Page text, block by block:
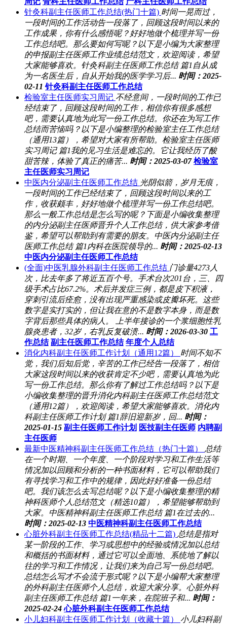
针灸科副主任医师工作总结(热门十篇) 时间一晃而过，
一段时间的工作活动告一段落了，回顾这段时间以来的
工作成果，你有什么感悟呢？好好地做个梳理并写一份
工作总结吧。那么要如何写呢？以下是小编为大家整理
的申报副主任医师工作业绩总结范文，欢迎阅读，希望
大家能够喜欢。针灸科副主任医师工作总结 篇1自从成
为一名医生后，自从开始我的医学学习后... 时间：2025-
02-11 针灸科副主任医师工作总结
检验室主任医师实习周记 不经意间，一段时间的工作已
经结束了，回顾这段时间的工作，相信你有很多感想
吧，需要认真地为此写一份工作总结。你还在为写工作
总结而苦恼吗？以下是小编整理的检验室主任工作总结
（通用13篇），希望对大家有所帮助。检验室主任医师
实习周记 篇1我的见习生活是难忘的。它让我经历了酸
甜苦辣，体验了真正的痛苦... 时间：2025-03-07 检验室
主任医师实习周记
中医内分泌副主任医师工作总结 光阴似箭，岁月无痕，
一段时间的工作已经结束了，回顾这段时间以来的工
作，收获颇丰，好好地做个梳理并写一份工作总结吧。
那么一般工作总结是怎么写的呢？下面是小编收集整理
的内分泌副主任医师晋升个人工作总结，供大家参考借
鉴，希望可以帮助到有需要的朋友。中医内分泌副主任
医师工作总结 篇1内科在医院领导的... 时间：2025-02-13
中医内分泌副主任医师工作总结
(全面)中医乳腺外科副主任医师工作总结 门诊量4273人
次，比去年多了将近五百个号。手术台次201台，三、四
级手术占比67.2%。术后并发症三例，都是皮下积液，
穿刺引流后痊愈，没有出现严重感染或皮瓣坏死。这些
数字是实打实的，但让我在意的不是数字本身，而是数
字背后那些具体的病人。 上半年接诊的一个浆细胞性乳
腺炎患者，32岁，右乳反复破溃... 时间：2026-03-30 工
作总结 副主任医师工作总结 年度个人总结
消化内科副主任医师工作计划（通用12篇）
时间不知不
觉，我们后知后觉，辛苦的工作已经告一段落了，相信
大家这段时间以来的收获肯定不少吧，需要认真地为此
写一份工作总结。那么你有了解过工作总结吗？以下是
小编收集整理的晋升消化内科副主任医师工作总结范文
（通用12篇），欢迎阅读，希望大家能够喜欢。消化内
科副主任医师工作计划 篇1辞旧迎新岁，回... 时间：
2025-01-15 副主任医师工作计划 医技副主任医师 内聘副
主任医师
最新中医精神科副主任医师工作总结（热门十篇）
总结
在一个时期、一个年度、一个阶段对学习和工作生活等
情况加以回顾和分析的一种书面材料，它可以帮助我们
有寻找学习和工作中的规律，因此好好准备一份总结
吧。我们该怎么去写总结呢？以下是小编收集整理的精
神科医师个人总结范文（精选10篇），希望能够帮助到
大家。中医精神科副主任医师工作总结 篇1在过去的...
时间：2025-02-13 中医精神科副主任医师工作总结
心脏外科副主任医师工作总结(精品十二篇) 总结是指对
某一阶段的工作、学习或思想中的经验或情况加以总结
和概括的书面材料，通过它可以全面地、系统地了解以
往的学习和工作情况，让我们来为自己写一份总结吧。
总结怎么写才不会流于形式呢？以下是小编帮大家整理
的外科副主任医师个人总结，欢迎大家分享。心脏外科
副主任医师工作总结 篇1一年来，在院班子和... 时间：
2025-02-24 心脏外科副主任医师工作总结
小儿妇科副主任医师工作计划（收藏十篇）
小儿妇科副